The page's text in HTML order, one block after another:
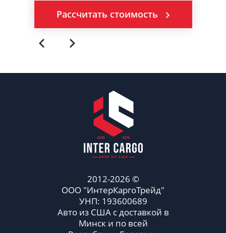
Рассчитать стоимость
2012-2026 ©
ООО "ИнтерКаргоТрейд"
УНП: 193600689
Авто из США с доставкой в
Минск и по всей